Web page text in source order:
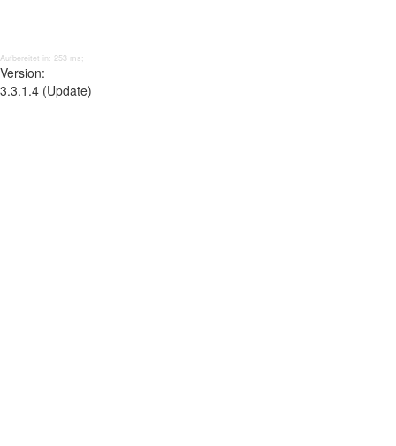
Aufbereitet in: 253 ms;
Version:
3.3.1.4 (Update)